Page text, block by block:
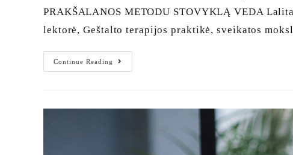
PRAKŠALANOS METODU STOVYKLĄ VEDA
lektorė, Geštalto terapijos praktikė, sveikatos
Continue Reading